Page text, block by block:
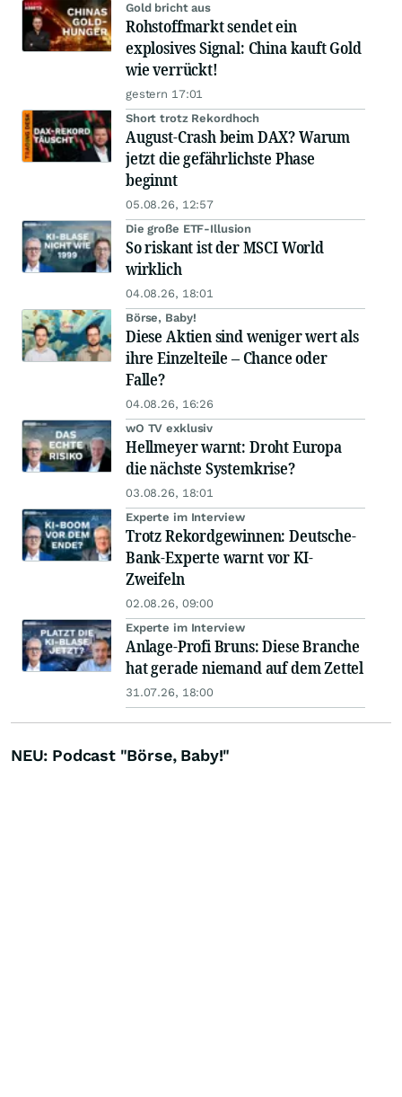
Gold bricht aus
Rohstoffmarkt sendet ein
explosives Signal: China kauft Gold
wie verrückt!
gestern 17:01
Short trotz Rekordhoch
August-Crash beim DAX? Warum
jetzt die gefährlichste Phase
beginnt
05.08.26, 12:57
Die große ETF-Illusion
So riskant ist der MSCI World
wirklich
04.08.26, 18:01
Börse, Baby!
Diese Aktien sind weniger wert als
ihre Einzelteile – Chance oder
Falle?
04.08.26, 16:26
wO TV exklusiv
Hellmeyer warnt: Droht Europa
die nächste Systemkrise?
03.08.26, 18:01
Experte im Interview
Trotz Rekordgewinnen: Deutsche-
Bank-Experte warnt vor KI-
Zweifeln
02.08.26, 09:00
Experte im Interview
Anlage-Profi Bruns: Diese Branche
hat gerade niemand auf dem Zettel
31.07.26, 18:00
NEU: Podcast "Börse, Baby!"